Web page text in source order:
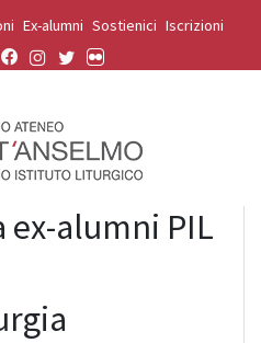
Ex-alumni Sostienici Iscrizioni
ex-alumni PIL